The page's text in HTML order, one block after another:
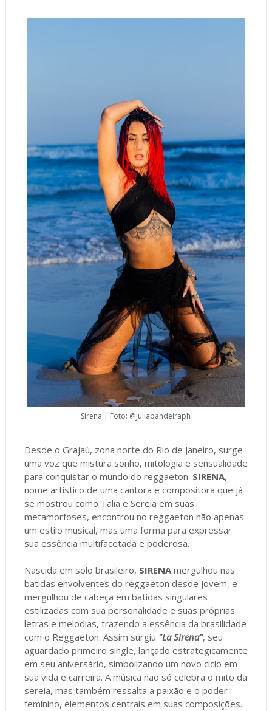
Sirena | Foto: @Juliabandeiraph
Desde o Grajaú, zona norte do Rio de Janeiro, surge
uma voz que mistura sonho, mitologia e sensualidade
para conquistar o mundo do reggaeton. SIRENA,
nome artístico de uma cantora e compositora que já
se mostrou como Talia e Sereia em suas
metamorfoses, encontrou no reggaeton não apenas
um estilo musical, mas uma forma para expressar
sua essência multifacetada e poderosa.
Nascida em solo brasileiro, SIRENAmergulhou nas
batidas envolventes do reggaeton desde jovem, e
mergulhou de cabeça em batidas singulares
estilizadas com sua personalidade e suas próprias
letras e melodias, trazendo a essência da brasilidade
com o Reggaeton. Assim surgiu "La Sirena", seu
aguardado primeiro single, lançado estrategicamente
em seu aniversário, simbolizando um novo ciclo em
sua vida e carreira. A música não só celebra o mito da
sereia, mas também ressalta a paixão e o poder
feminino, elementos centrais em suas composições.